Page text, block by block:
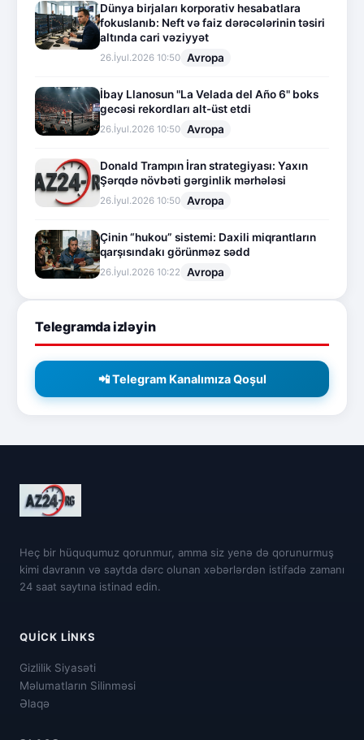
Dünya birjaları korporativ hesabatlara
fokuslanıb: Neft və faiz dərəcələrinin təsiri
altında cari vəziyyət
26.İyul.2026 10:50 Avropa
İbay Llanosun "La Velada del Año 6" boks
gecəsi rekordları alt-üst etdi
26.İyul.2026 10:50 Avropa
Donald Trampın İran strategiyası: Yaxın
Şərqdə növbəti gərginlik mərhələsi
26.İyul.2026 10:50 Avropa
Çinin “hukou” sistemi: Daxili miqrantların
qarşısındakı görünməz sədd
26.İyul.2026 10:22 Avropa
Telegramda izləyin
📲 Telegram Kanalımıza Qoşul
Heç bir hüququmuz qorunmur, amma siz yenə də qorunurmuş
kimi davranın və saytda dərc olunan xəbərlərdən istifadə zamanı
24 saat saytına istinad edin.
QUICK LINKS
Gizlilik Siyasəti
Məlumatların Silinməsi
Əlaqə